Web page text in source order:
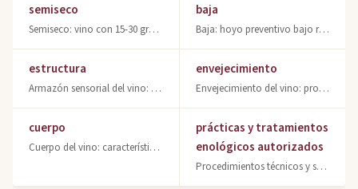
semiseco
Semiseco: vino con 15-30 gr/l de azúcares residuales. Equilibrio entre frescura
baja
Baja: hoyo preventivo bajo racimos para evitar podredumbre. Técnica vitícola de
estructura
Armazón sensorial del vino: cuerpo, acidez y equilibrio de sabores que definen s
envejecimiento
Envejecimiento del vino: proceso de evolución química en barrica y botella para
cuerpo
Cuerpo del vino: característica sensorial ligada al grado alcohólico y extracto
prácticas y tratamientos
enológicos autorizados
Procedimientos técnicos y sustancias químicas autorizadas en elaboración vinícol